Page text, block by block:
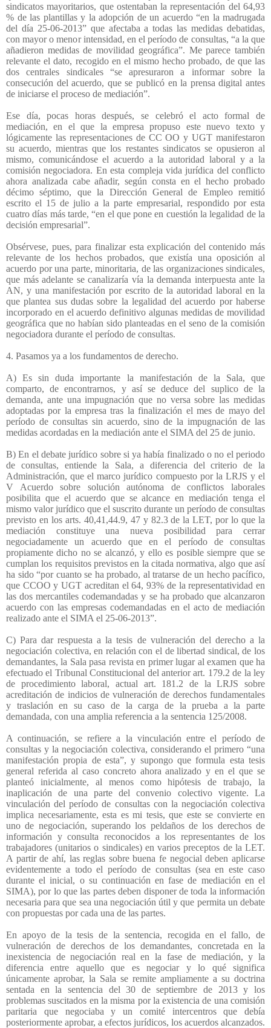
sindicatos mayoritarios, que ostentaban la representación del 64,93
% de las plantillas y la adopción de un acuerdo “en la madrugada
del día 25-06-2013” que afectaba a todas las medidas debatidas,
con mayor o menor intensidad, en el período de consultas, “a la que
añadieron medidas de movilidad geográfica”. Me parece también
relevante el dato, recogido en el mismo hecho probado, de que las
dos centrales sindicales “se apresuraron a informar sobre la
consecución del acuerdo, que se publicó en la prensa digital antes
de iniciarse el proceso de mediación”.
Ese día, pocas horas después, se celebró el acto formal de
mediación, en el que la empresa propuso este nuevo texto y
lógicamente las representaciones de CC OO y UGT manifestaron
su acuerdo, mientras que los restantes sindicatos se opusieron al
mismo, comunicándose el acuerdo a la autoridad laboral y a la
comisión negociadora. En esta compleja vida jurídica del conflicto
ahora analizada cabe añadir, según consta en el hecho probado
décimo séptimo, que la Dirección General de Empleo remitió
escrito el 15 de julio a la parte empresarial, respondido por esta
cuatro días más tarde, “en el que pone en cuestión la legalidad de la
decisión empresarial”.
Obsérvese, pues, para finalizar esta explicación del contenido más
relevante de los hechos probados, que existía una oposición al
acuerdo por una parte, minoritaria, de las organizaciones sindicales,
que más adelante se canalizaría vía la demanda interpuesta ante la
AN, y una manifestación por escrito de la autoridad laboral en la
que plantea sus dudas sobre la legalidad del acuerdo por haberse
incorporado en el acuerdo definitivo algunas medidas de movilidad
geográfica que no habían sido planteadas en el seno de la comisión
negociadora durante el período de consultas.
4. Pasamos ya a los fundamentos de derecho.
A) Es sin duda importante la manifestación de la Sala, que
comparto, de encontrarnos, y así se deduce del suplico de la
demanda, ante una impugnación que no versa sobre las medidas
adoptadas por la empresa tras la finalización el mes de mayo del
período de consultas sin acuerdo, sino de la impugnación de las
medidas acordadas en la mediación ante el SIMA del 25 de junio.
B) En el debate jurídico sobre si ya había finalizado o no el periodo
de consultas, entiende la Sala, a diferencia del criterio de la
Administración, que el marco jurídico compuesto por la LRJS y el
V Acuerdo sobre solución autónoma de conflictos laborales
posibilita que el acuerdo que se alcance en mediación tenga el
mismo valor jurídico que el suscrito durante un período de consultas
previsto en los arts. 40,41,44.9, 47 y 82.3 de la LET, por lo que la
mediación constituye una nueva posibilidad para cerrar
negociadamente un acuerdo que en el período de consultas
propiamente dicho no se alcanzó, y ello es posible siempre que se
cumplan los requisitos previstos en la citada normativa, algo que así
ha sido “por cuanto se ha probado, al tratarse de un hecho pacífico,
que CCOO y UGT acreditan el 64, 93% de la representatividad en
las dos mercantiles codemandadas y se ha probado que alcanzaron
acuerdo con las empresas codemandadas en el acto de mediación
realizado ante el SIMA el 25-06-2013”.
C) Para dar respuesta a la tesis de vulneración del derecho a la
negociación colectiva, en relación con el de libertad sindical, de los
demandantes, la Sala pasa revista en primer lugar al examen que ha
efectuado el Tribunal Constitucional del anterior art. 179.2 de la ley
de procedimiento laboral, actual art. 181.2 de la LRJS sobre
acreditación de indicios de vulneración de derechos fundamentales
y traslación en su caso de la carga de la prueba a la parte
demandada, con una amplia referencia a la sentencia 125/2008.
A continuación, se refiere a la vinculación entre el período de
consultas y la negociación colectiva, considerando el primero “una
manifestación propia de esta”, y supongo que formula esta tesis
general referida al caso concreto ahora analizado y en el que se
planteó inicialmente, al menos como hipótesis de trabajo, la
inaplicación de una parte del convenio colectivo vigente. La
vinculación del período de consultas con la negociación colectiva
implica necesariamente, esta es mi tesis, que este se convierte en
uno de negociación, superando los peldaños de los derechos de
información y consulta reconocidos a los representantes de los
trabajadores (unitarios o sindicales) en varios preceptos de la LET.
A partir de ahí, las reglas sobre buena fe negocial deben aplicarse
evidentemente a todo el período de consultas (sea en este caso
durante el inicial, o su continuación en fase de mediación en el
SIMA), por lo que las partes deben disponer de toda la información
necesaria para que sea una negociación útil y que permita un debate
con propuestas por cada una de las partes.
En apoyo de la tesis de la sentencia, recogida en el fallo, de
vulneración de derechos de los demandantes, concretada en la
inexistencia de negociación real en la fase de mediación, y la
diferencia entre aquello que es negociar y lo qué significa
únicamente aprobar, la Sala se remite ampliamente a su doctrina
sentada en la sentencia del 30 de septiembre de 2013 y los
problemas suscitados en la misma por la existencia de una comisión
paritaria que negociaba y un comité intercentros que debía
posteriormente aprobar, a efectos jurídicos, los acuerdos alcanzados.